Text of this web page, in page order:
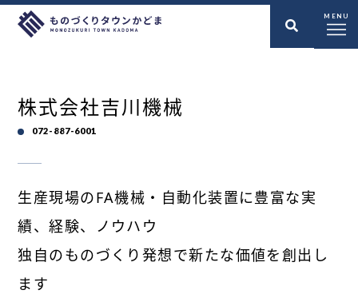
MENU
株式会社吉川機械
072-887-6001
生産現場のFA機械・自動化装置に豊富な実
績、経験、ノウハウ
独自のものづくり発想で新たな価値を創出し
ます